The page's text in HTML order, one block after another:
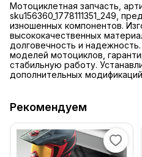
Мотоциклетная запчасть,
sku156360_1778111351_249,
изношенных компонентов.
высококачественных
долговечность и
моделей мотоциклов,
стабильную работу.
дополнительных
Рекомендуем